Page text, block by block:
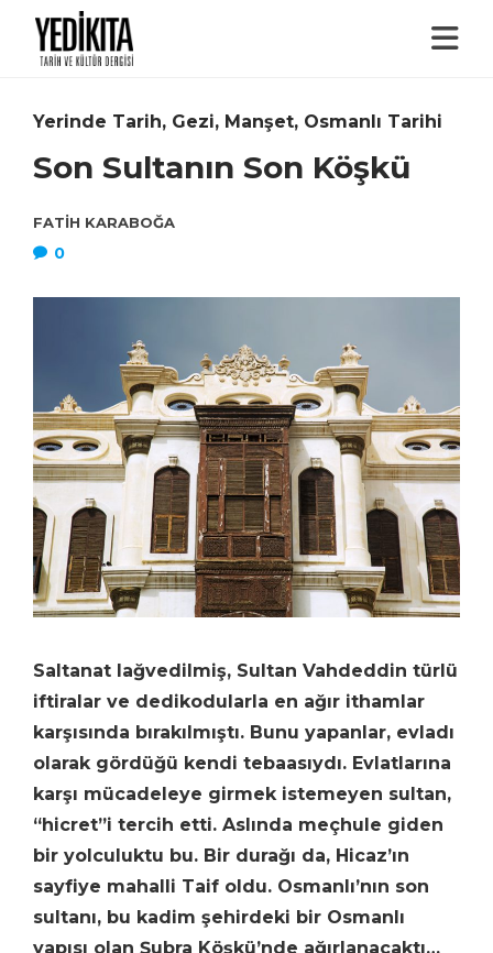
Yerinde Tarih, Gezi, Manşet, Osmanlı Tarihi
Son Sultanın Son Köşkü
FATIH KARABOĞA
0
Saltanat lağvedilmiş, Sultan Vahdeddin türlü
iftiralar ve dedikodularla en ağır ithamlar
karşısında bırakılmıştı. Bunu yapanlar, evladı
olarak gördüğü kendi tebaasıydı. Evlatlarına
karşı mücadeleye girmek istemeyen sultan,
“hicret”i tercih etti. Aslında meçhule giden
bir yolculuktu bu. Bir durağı da, Hicaz’ın
sayfiye mahalli Taif oldu. Osmanlı’nın son
sultanı, bu kadim şehirdeki bir Osmanlı
yapısı olan Şubra Köşkü’nde ağırlanacaktı…